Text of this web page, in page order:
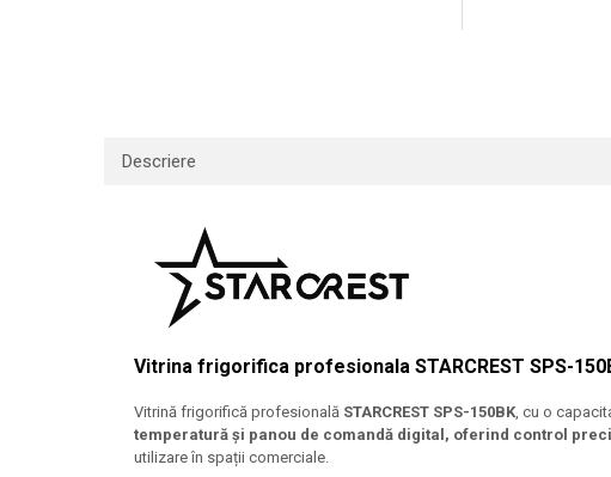
Descriere
Vitrina frigorifica profesionala STARCREST SPS-
Vitrină frigorifică profesională STARCREST SPS-150BK , cu o
temperatură și panou de comandă digital, oferind control
utilizare în spații comerciale.